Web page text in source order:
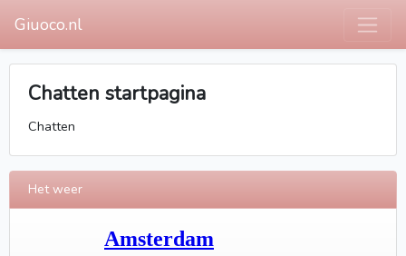
Giuoco.nl
Chatten startpagina
Chatten
Het weer